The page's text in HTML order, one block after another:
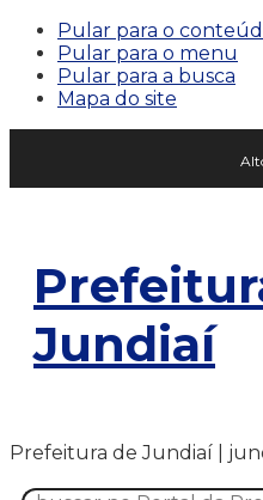
Pular para o
Pular para o menu
Pular para a busca
Mapa do site
Jundiaí
Prefeitura de Jundiaí |